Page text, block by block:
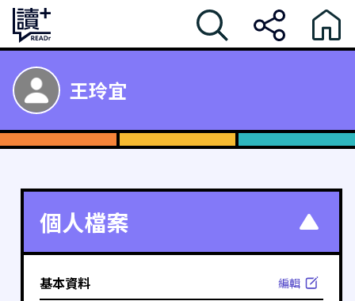
王玲宜
個人檔案
基本資料 編輯